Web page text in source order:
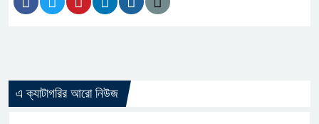
এ ক্যাটাগরির আরো নিউজ